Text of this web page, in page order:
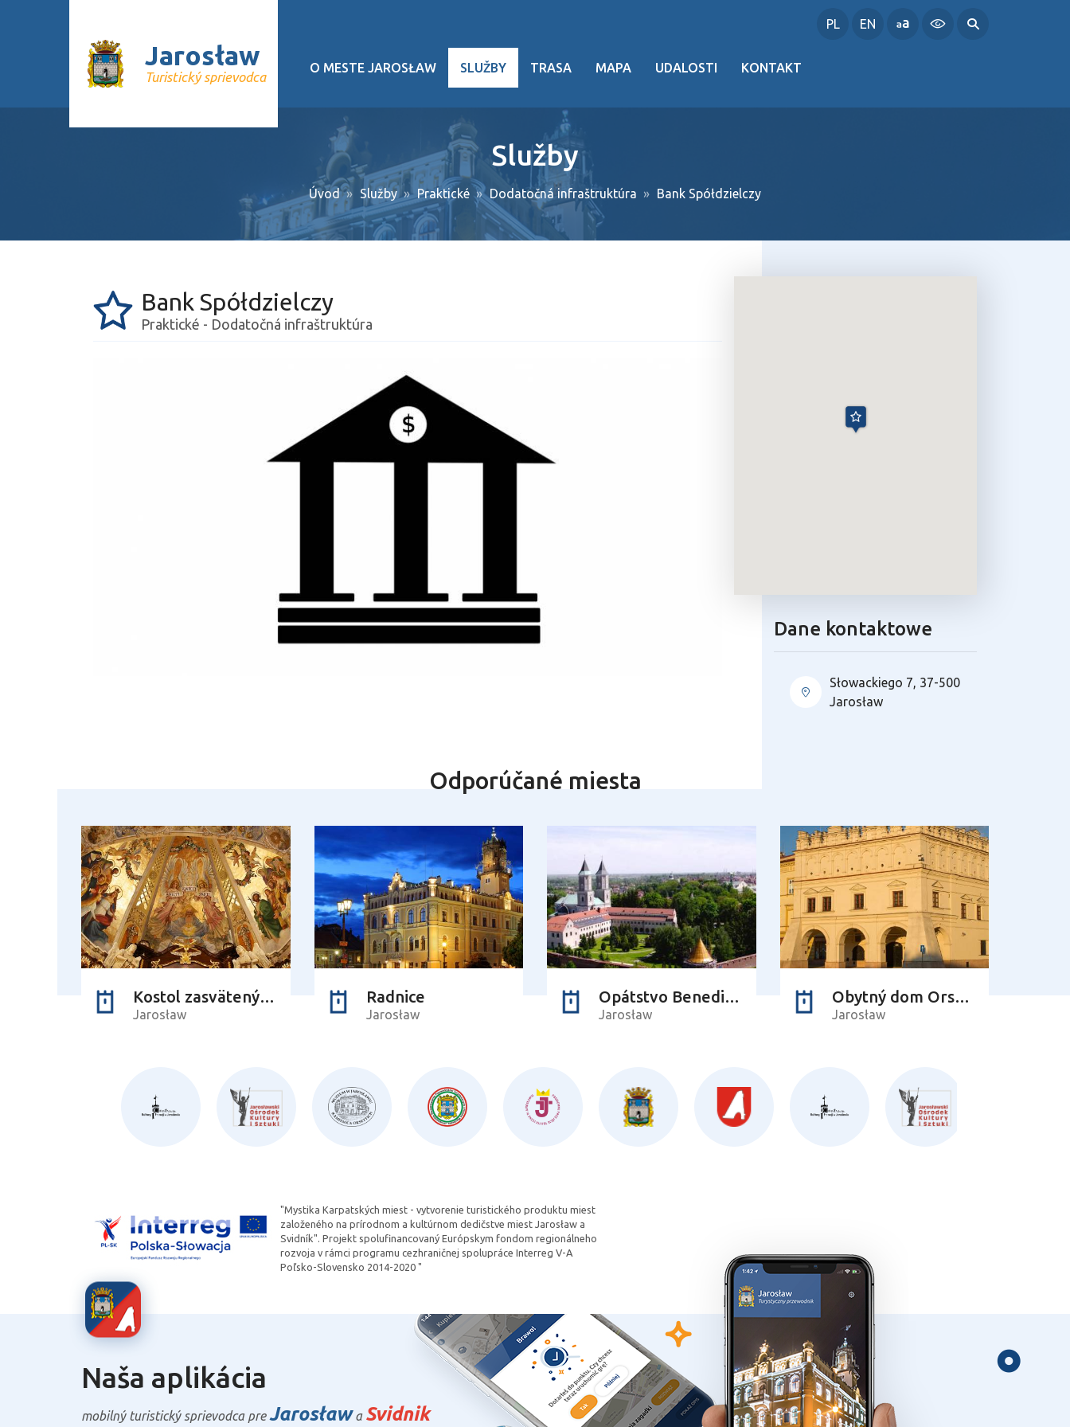
Jarosław
Turistický sprievodca
PL EN
O MESTE JAROSŁAW
Geografia
História
Kultúrne dedičstvo
Drobnosti
Cyklické udalosti
Projekt
SLUŽBY TRASA MAPA UDALOSTI KONTAKT
Služby
Úvod Služby Praktické Dodatočná infraštruktúra Bank Spółdzielczy
Bank Spółdzielczy
Praktické - Dodatočná infraštruktúra
Dane kontaktowe
Słowackiego 7, 37-500
Jarosław
Odporúčané miesta
Kostol zasvätený Božiemu telu
Jarosław
Radnice
Jarosław
Opátstvo Benediktínok
Jarosław
Obytný dom Orsettich
Jarosław
"Mystika Karpatských miest - vytvorenie turistického produktu miest
založeného na prírodnom a kultúrnom dedičstve miest Jarosław a
Svidník". Projekt spolufinancovaný Európskym fondom regionálneho
rozvoja v rámci programu cezhraničnej spolupráce Interreg V-A
Poľsko-Slovensko 2014-2020 "
Naša aplikácia
mobilný turistický sprievodca preJarosława Svidnik